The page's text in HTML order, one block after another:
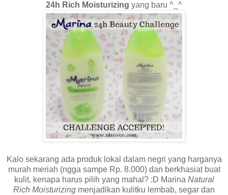
24h Rich Moisturizing yang baru ^_^
Kalo sekarang ada produk lokal dalam negri yang harganya
murah meriah (ngga sampe Rp. 8.000) dan berkhasiat buat
kulit, kenapa harus pilih yang mahal? :D Marina Natural
Rich Moisturizing menjadikan kulitku lembab, segar dan